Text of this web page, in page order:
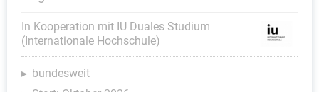
In Kooperation mit IU Duales Studium
(Internationale Hochschule)
bundesweit